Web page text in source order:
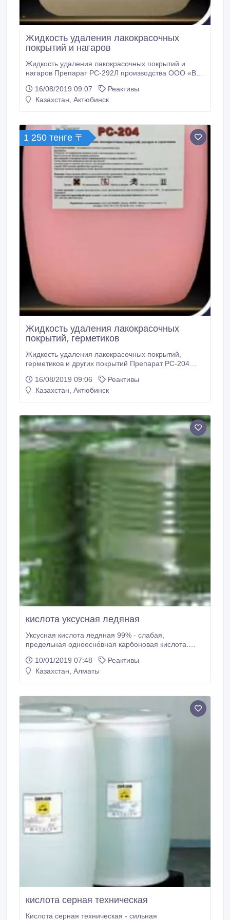
Жидкость удаления лакокрасочных
покрытий и нагаров
Жидкость удаления лакокрасочных покрытий и
нагаров Препарат РС-292Л производства ООО «ВС
лакокрасочных покрытий и нагаров методом
погружения в холодную ванну. Верхняя водная
контроле обеспечивается долговременное, до двух
лет, использование ванны.
16/08/2019 09:07
Реактивы
Казахстан, Актюбинск
1 250 тенге 〒
Жидкость удаления лакокрасочных
покрытий, герметиков
Жидкость удаления лакокрасочных покрытий,
герметиков и других покрытий Препарат РС-204
эффективное активированное муравьиной кислотой
средство для удаления полиуретановых,
том числе грунтов горячей сушки.
16/08/2019 09:06
Реактивы
Казахстан, Актюбинск
кислота уксусная ледяная
Уксусная кислота ледяная 99% - слабая,
предельная одноосно́вная карбоновая кислота.
качестве пищевой добавки Е-260. Консервирование
и бытовая кулинария также являются успешным
растворитель Используется в книгопечатании и
10/01/2019 07:48
Реактивы
Казахстан, Алматы
кислота серная техническая
Кислота серная техническая - сильная